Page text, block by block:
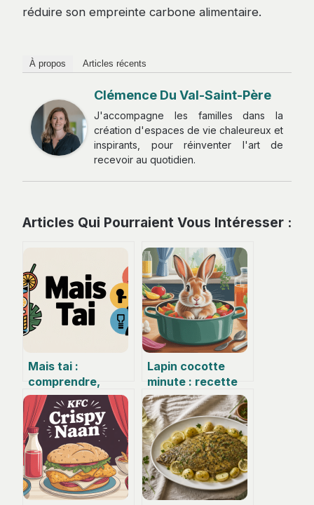
réduire son empreinte carbone alimentaire.
À propos Articles récents
Clémence Du Val-Saint-Père
J'accompagne les familles dans la
création d'espaces de vie chaleureux et
inspirants, pour réinventer l'art de
recevoir au quotidien.
Articles Qui Pourraient Vous Intéresser :
Mais tai :
comprendre,
usages, risques et
alternatives
Lapin cocotte
minute : recette
fondante, rapide
et pleine de
saveurs